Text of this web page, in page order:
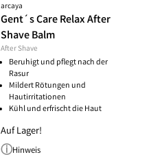
arcaya
Gent´s Care Relax After
Shave Balm
After Shave
Beruhigt und pflegt nach der
Rasur
Mildert Rötungen und
Hautirritationen
Kühl und erfrischt die Haut
Auf Lager!
Hinweis